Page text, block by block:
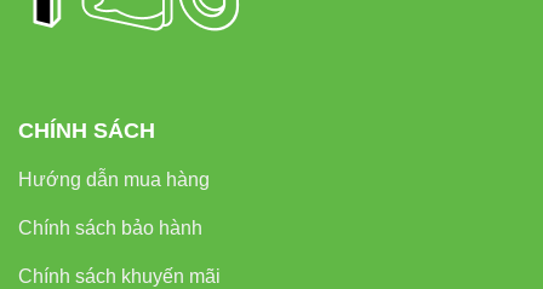
CHÍNH SÁCH
Hướng dẫn mua hàng
Chính sách bảo hành
Chính sách khuyến mãi